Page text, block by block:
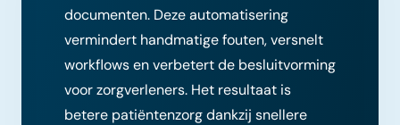
documenten. Deze automatisering
vermindert handmatige fouten, versnelt
workflows en verbetert de besluitvorming
voor zorgverleners. Het resultaat is
betere patiëntenzorg dankzij snellere